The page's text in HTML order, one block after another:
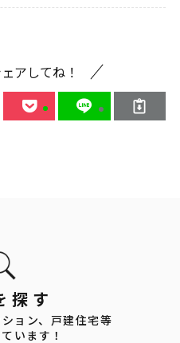
アしてね！
探す
ョン、戸建住宅等
います！